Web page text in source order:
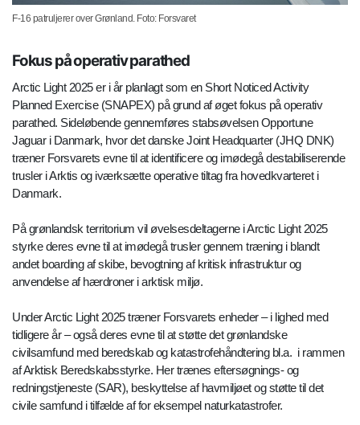
F-16 patruljerer over Grønland. Foto: Forsvaret
Fokus på operativ parathed
Arctic Light 2025 er i år planlagt som en Short Noticed Activity
Planned Exercise (SNAPEX) på grund af øget fokus på operativ
parathed. Sideløbende gennemføres stabsøvelsen Opportune
Jaguar i Danmark, hvor det danske Joint Headquarter (JHQ DNK)
træner Forsvarets evne til at identificere og imødegå destabiliserende
trusler i Arktis og iværksætte operative tiltag fra hovedkvarteret i
Danmark.
På grønlandsk territorium vil øvelsesdeltagerne i Arctic Light 2025
styrke deres evne til at imødegå trusler gennem træning i blandt
andet boarding af skibe, bevogtning af kritisk infrastruktur og
anvendelse af hærdroner i arktisk miljø.
Under Arctic Light 2025 træner Forsvarets enheder – i lighed med
tidligere år – også deres evne til at støtte det grønlandske
civilsamfund med beredskab og katastrofehåndtering bl.a. i rammen
af Arktisk Beredskabsstyrke. Her trænes eftersøgnings- og
redningstjeneste (SAR), beskyttelse af havmiljøet og støtte til det
civile samfund i tilfælde af for eksempel naturkatastrofer.